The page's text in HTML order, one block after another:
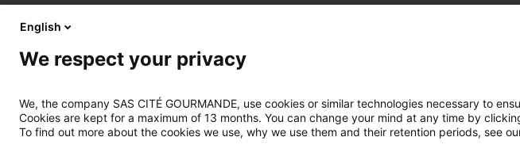
English
We respect your privacy
We, the company SAS CITÉ GOURMANDE, use cookies or similar technologies necessary to
Cookies are kept for a maximum of 13 months. You can change your mind at any time by
To find out more about the cookies we use, why we use them and their retention periods, see